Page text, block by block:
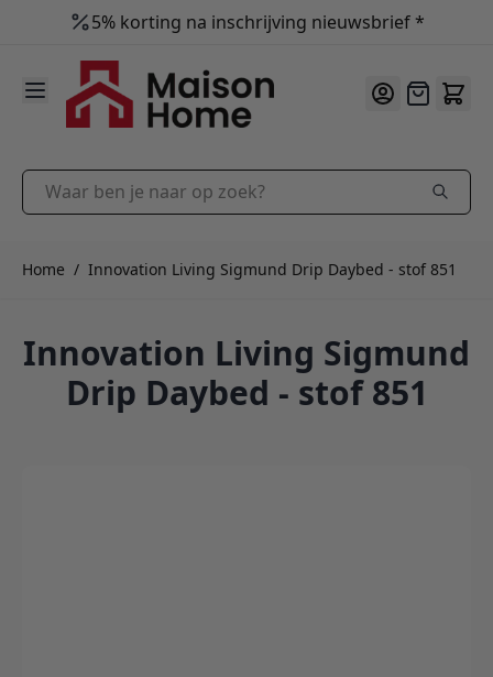
5% korting na inschrijving nieuwsbrief *
9.9 /10
Ga naar de inhoud
Offerte
Waar ben je naar op zoek?
Home / Innovation Living Sigmund Drip Daybed - stof 851
Innovation Living Sigmund
Drip Daybed - stof 851